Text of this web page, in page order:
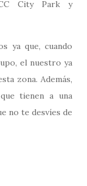
City Park y
ya que, cuando
el nuestro ya
zona. Además,
tienen a una
no te desvíes de